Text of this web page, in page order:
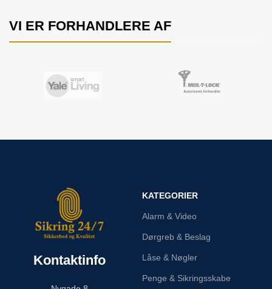
VI ER FORHANDLERE AF
Kontaktinfo
KATEGORIER
Alarm & Video
Dørgreb & Beslag
Låse & Nøgler
Penge & Sikringsskabe